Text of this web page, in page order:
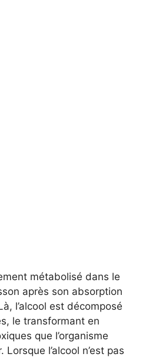
métabolisé dans le
après son absorption
l’alcool est décomposé
le transformant en
que l’organisme
l’alcool n’est pas